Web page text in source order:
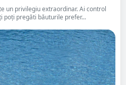
un privilegiu extraordinar. Ai control
poți pregăti băuturile prefer...